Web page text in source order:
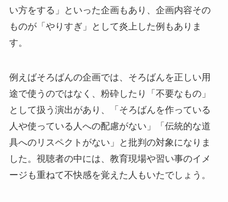
い方をする」といった企画もあり、企画内容その
ものが「やりすぎ」として炎上した例もありま
す。
例えばそろばんの企画では、そろばんを正しい用
途で使うのではなく、粉砕したり「不要なもの」
として扱う演出があり、「そろばんを作っている
人や使っている人への配慮がない」「伝統的な道
具へのリスペクトがない」と批判の対象になりま
した。視聴者の中には、教育現場や習い事のイメ
ージも重ねて不快感を覚えた人もいたでしょう。